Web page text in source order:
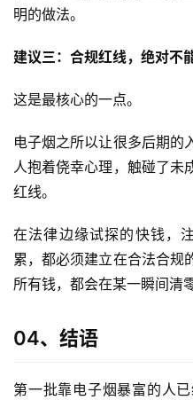
明的做法。
建议三：合规红线，绝对不
这是最核心的一点。
电子烟之所以让很多后期的
人抱着侥幸心理，触碰了未
红线。
在法律边缘试探的快钱，
累，都必须建立在合法合规
所有钱，都会在某一瞬间清
04、结语
第一批靠电子烟暴富的人